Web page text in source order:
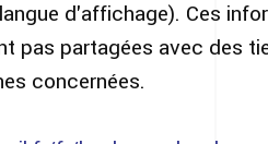
d'affichage). Ces
pas partagées avec des
concernées.